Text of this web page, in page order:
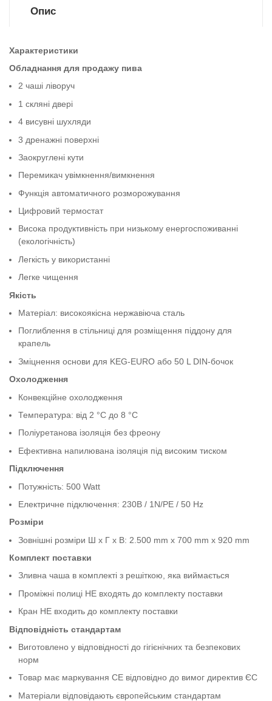
Опис
Характеристики
Обладнання для продажу пива
2 чаші ліворуч
1 скляні двері
4 висувні шухляди
3 дренажні поверхні
Заокруглені кути
Перемикач увімкнення/вимкнення
Функція автоматичного розморожування
Цифровий термостат
Висока продуктивність при низькому енергоспоживанні
(екологічність)
Легкість у використанні
Легке чищення
Якість
Матеріал: високоякісна нержавіюча сталь
Поглиблення в стільниці для розміщення піддону для
крапель
Зміцнення основи для KEG-EURO або 50 L DIN-бочок
Охолодження
Конвекційне охолодження
Температура: від 2 °C до 8 °C
Поліуретанова ізоляція без фреону
Ефективна напилювана ізоляція під високим тиском
Підключення
Потужність: 500 Watt
Електричне підключення: 230В / 1N/PE / 50 Hz
Розміри
Зовнішні розміри Ш x Г x В: 2.500 mm x 700 mm x 920 mm
Комплект поставки
Зливна чаша в комплекті з решіткою, яка виймається
Проміжні полиці НЕ входять до комплекту поставки
Кран НЕ входить до комплекту поставки
Відповідність стандартам
Виготовлено у відповідності до гігієнічних та безпекових
норм
Товар має маркування CE відповідно до вимог директив ЄС
Матеріали відповідають європейським стандартам